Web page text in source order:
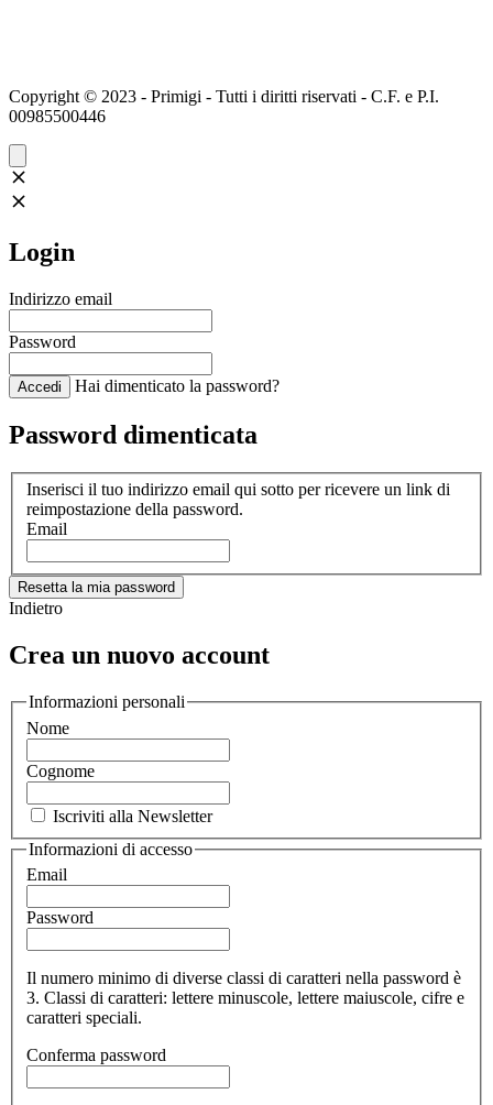
Copyright © 2023 - Primigi - Tutti i diritti riservati - C.F. e P.I.
00985500446
Login
Indirizzo email
Password
Accedi Hai dimenticato la password?
Password dimenticata
Inserisci il tuo indirizzo email qui sotto per ricevere un link di
reimpostazione della password.
Email
Resetta la mia password
Indietro
Crea un nuovo account
Informazioni personali
Nome
Cognome
Iscriviti alla Newsletter
Informazioni di accesso
Email
Password
Il numero minimo di diverse classi di caratteri nella password è
3. Classi di caratteri: lettere minuscole, lettere maiuscole, cifre e
caratteri speciali.
Conferma password